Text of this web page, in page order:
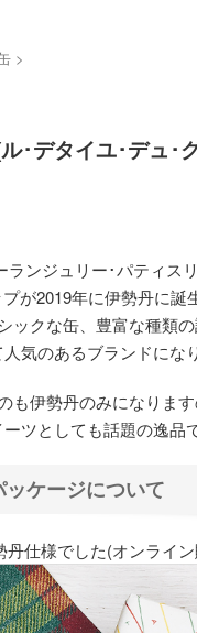
>
･デタイユ･デュ･
ランジュリー･パティス
が2019年に伊勢丹に誕
ックな缶、豊富な種類
気のあるブランドにな
も伊勢丹のみになりま
ツとしても話題の逸品
ッケージについて
丹仕様でした(オンライ